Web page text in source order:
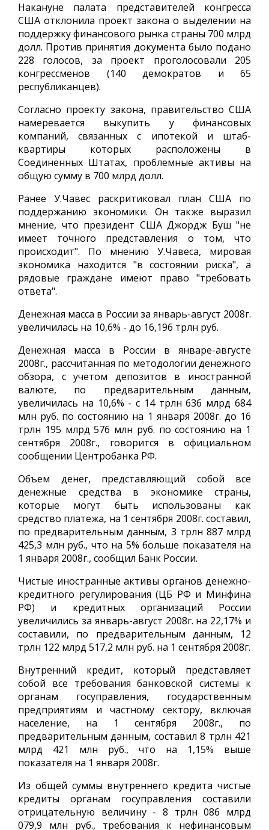
Накануне палата представителей конгресса
США отклонила проект закона о выделении на
поддержку финансового рынка страны 700 млрд
долл. Против принятия документа было подано
228 голосов, за проект проголосовали 205
конгрессменов (140 демократов и 65
республиканцев).
Согласно проекту закона, правительство США
намеревается выкупить у финансовых
компаний, связанных с ипотекой и штаб-
квартиры которых расположены в
Соединенных Штатах, проблемные активы на
общую сумму в 700 млрд долл.
Ранее У.Чавес раскритиковал план США по
поддержанию экономики. Он также выразил
мнение, что президент США Джордж Буш "не
имеет точного представления о том, что
происходит". По мнению У.Чавеса, мировая
экономика находится "в состоянии риска", а
рядовые граждане имеют право "требовать
ответа".
Денежная масса в России за январь-август 2008г.
увеличилась на 10,6% - до 16,196 трлн руб.
Денежная масса в России в январе-августе
2008г., рассчитанная по методологии денежного
обзора, с учетом депозитов в иностранной
валюте, по предварительным данным,
увеличилась на 10,6% - с 14 трлн 636 млрд 684
млн руб. по состоянию на 1 января 2008г. до 16
трлн 195 млрд 576 млн руб. по состоянию на 1
сентября 2008г., говорится в официальном
сообщении Центробанка РФ.
Объем денег, представляющий собой все
денежные средства в экономике страны,
которые могут быть использованы как
средство платежа, на 1 сентября 2008г. составил,
по предварительным данным, 3 трлн 887 млрд
425,3 млн руб., что на 5% больше показателя на
1 января 2008г., сообщил Банк России.
Чистые иностранные активы органов денежно-
кредитного регулирования (ЦБ РФ и Минфина
РФ) и кредитных организаций России
увеличились за январь-август 2008г. на 22,17% и
составили, по предварительным данным, 12
трлн 122 млрд 517,2 млн руб. на 1 сентября 2008г.
Внутренний кредит, который представляет
собой все требования банковской системы к
органам госуправления, государственным
предприятиям и частному сектору, включая
население, на 1 сентября 2008г., по
предварительным данным, составил 8 трлн 421
млрд 421 млн руб., что на 1,15% выше
показателя на 1 января 2008г.
Из общей суммы внутреннего кредита чистые
кредиты органам госуправления составили
отрицательную величину - 8 трлн 086 млрд
079,9 млн руб., требования к нефинансовым